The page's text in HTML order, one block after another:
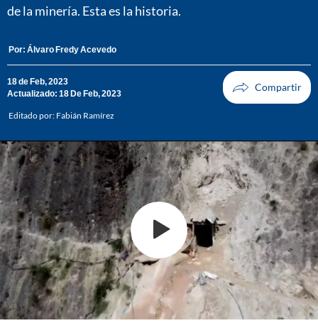
de la minería. Esta es la historia.
Por: Álvaro Fredy Acevedo
18 de Feb, 2023
Actualizado: 18 De Feb, 2023
Editado por: Fabián Ramírez